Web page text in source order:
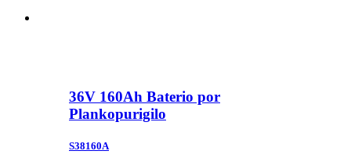
36V 160Ah Baterio por
Plankopurigilo
S38160A